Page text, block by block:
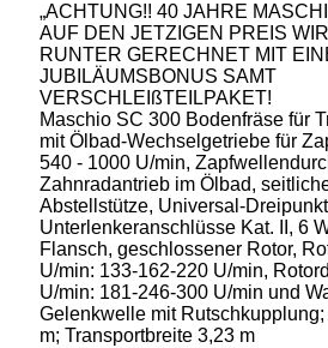
„ACHTUNG!! 40 JAHRE
AUF DEN JETZIGEN PREIS
RUNTER GERECHNET MIT
JUBILÄUMSBONUS SAMT
VERSCHLEIßTEILPAKET!
Maschio SC 300 Bodenfräse für
mit Ölbad-Wechselgetriebe für
540 - 1000 U/min,
Zahnradantrieb im Ölbad,
Abstellstütze, Universal-
Unterlenkeranschlüsse Kat. II, 6
Flansch, geschlossener Rotor,
U/min: 133-162-220 U/min,
U/min: 181-246-300 U/min und
Gelenkwelle mit
m; Transportbreite 3,23 m